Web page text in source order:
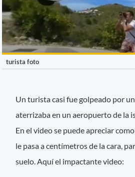
turista foto
Un turista casi fue golpeado por
aterrizaba en un aeropuerto de la
En el video se puede apreciar
le pasa a centímetros de la cara,
suelo. Aquí el impactante video: